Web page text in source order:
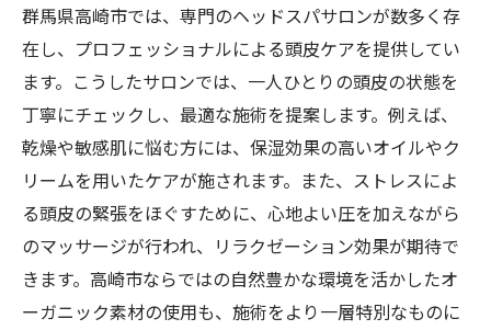
群馬県高崎市では、専門のヘッドスパサロンが数多く存
在し、プロフェッショナルによる頭皮ケアを提供してい
ます。こうしたサロンでは、一人ひとりの頭皮の状態を
丁寧にチェックし、最適な施術を提案します。例えば、
乾燥や敏感肌に悩む方には、保湿効果の高いオイルやク
リームを用いたケアが施されます。また、ストレスによ
る頭皮の緊張をほぐすために、心地よい圧を加えながら
のマッサージが行われ、リラクゼーション効果が期待で
きます。高崎市ならではの自然豊かな環境を活かしたオ
ーガニック素材の使用も、施術をより一層特別なものに